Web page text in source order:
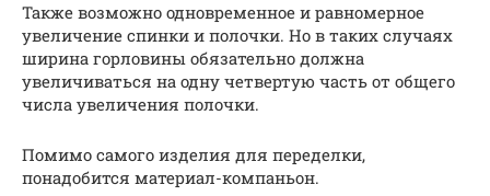
Также возможно одновременное и равномерное
увеличение спинки и полочки. Но в таких случаях
ширина горловины обязательно должна
увеличиваться на одну четвертую часть от общего
числа увеличения полочки.
Помимо самого изделия для переделки,
понадобится материал-компаньон.